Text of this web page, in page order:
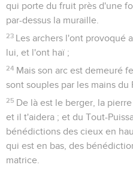
qui porte du fruit près d'une
par-dessus la muraille.
23 Les archers l'ont provoqué
lui, et l'ont haï ;
24 Mais son arc est demeuré
sont souples par les mains du
25 De là est le berger, la
et il t'aidera ; et du Tout-
bénédictions des cieux en
qui est en bas, des
matrice.